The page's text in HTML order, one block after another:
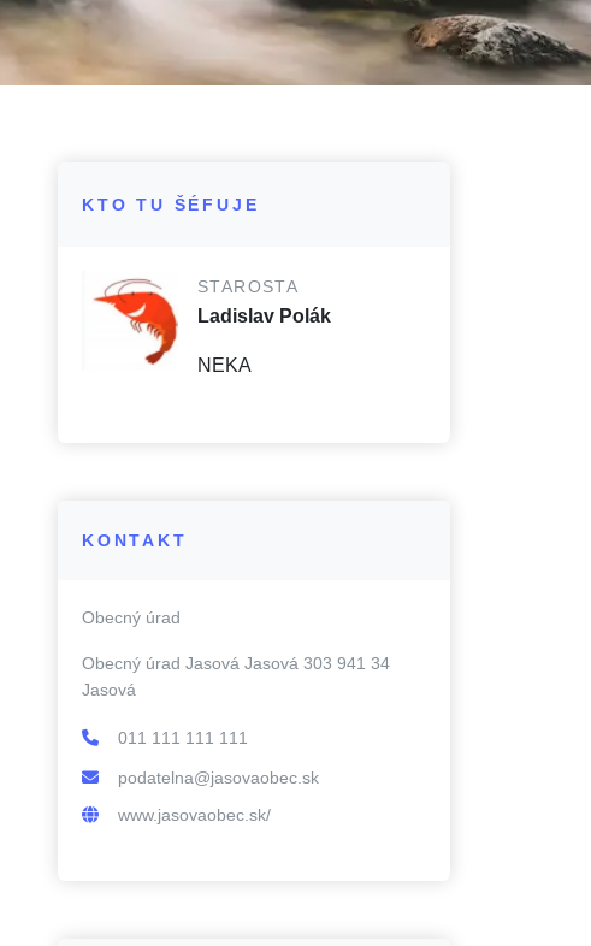
KTO TU ŠÉFUJE
STAROSTA
Ladislav Polák
NEKA
KONTAKT
Obecný úrad
Obecný úrad Jasová Jasová 303 941 34
Jasová
011 111 111 111
podatelna@jasovaobec.sk
www.jasovaobec.sk/